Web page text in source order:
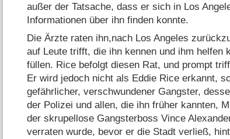
außer der Tatsache, dass er sich in Los
Informationen über ihn finden konnte.
Die Ärzte raten ihn,nach Los Angeles
auf Leute trifft, die ihn kennen und ihm helfen
füllen. Rice befolgt diesen Rat, und prompt
Er wird jedoch nicht als Eddie Rice erkannt,
gefährlicher, verschwundener Gangster,
der Polizei und allen, die ihn früher kannten,
der skrupellose Gangsterboss Vince
verraten wurde, bevor er die Stadt verließ,